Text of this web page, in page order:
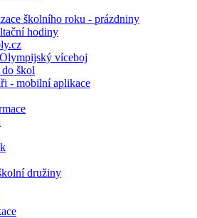
školního roku - prázdniny
hodiny
víceboj
škol
- mobilní aplikace
družiny